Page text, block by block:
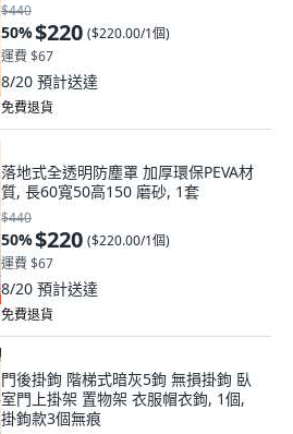
$440
50%$220 ($220.00/1個)
運費 $67
8/20 預計送達
免費退貨
落地式全透明防塵罩 加厚環保PEVA材
質, 長60寬50高150 磨砂, 1套
$440
50%$220 ($220.00/1個)
運費 $67
8/20 預計送達
免費退貨
門後掛鉤 階梯式暗灰5鉤 無損掛鉤 臥
室門上掛架 置物架 衣服帽衣鉤, 1個,
掛鉤款3個無痕